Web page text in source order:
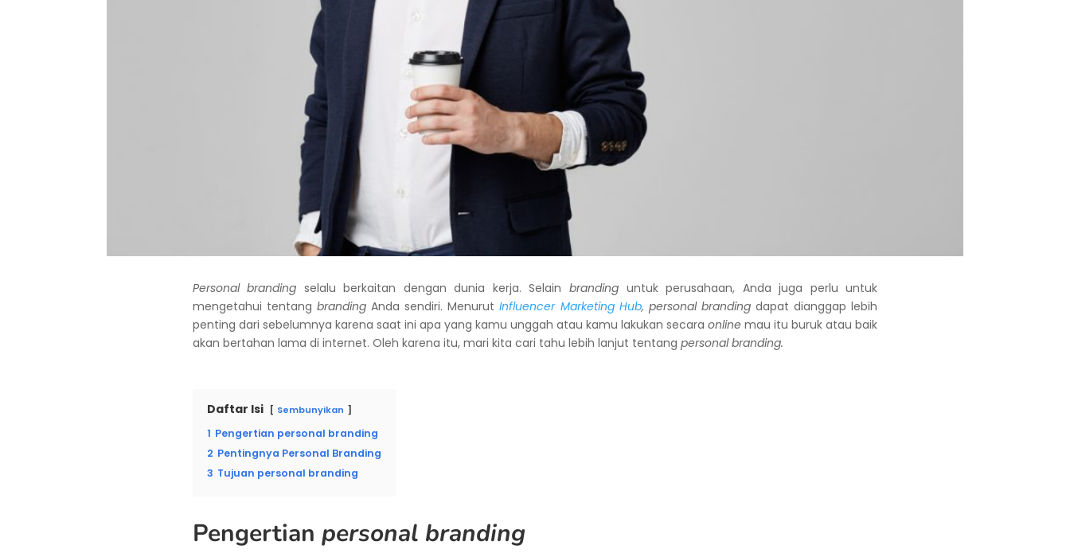
Personal branding selalu berkaitan dengan dunia kerja. Selainbranding untuk perusahaan, Anda juga perlu untuk
mengetahui tentangbranding Anda sendiri. MenurutInfluencer Marketing Hub, personal brandingdapat dianggap lebih
penting dari sebelumnya karena saat ini apa yang kamu unggah atau kamu lakukan secaraonline mau itu buruk atau baik
akan bertahan lama di internet. Oleh karena itu, mari kita cari tahu lebih lanjut tentang personal branding.
Daftar Isi Sembunyikan
1 Pengertian personal branding
2 Pentingnya Personal Branding
3 Tujuan personal branding
Pengertian personal branding